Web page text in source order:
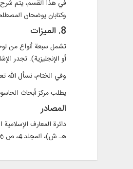
في هذا القسم، يتم
وكتابان يوضحان
8. الميزات
تشمل سبعة أنواع من
أو الإنجليزية). تجدر
وفي الختام، نسأل الله
يطلب مركز أبحاث
المصادر
هـ ش)، المجلد 4، ص 6، مدخل: ابن سينا، بقلم فتح الله مجتبائي.